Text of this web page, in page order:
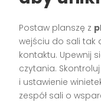
Postaw planszę z
wejściu do sali tak
kontaktu. Upewnij
czytania.
i ustawienie
zespół sali o